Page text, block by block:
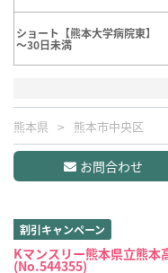
ショート【熊本大学病院東】
～30日未満
熊本県 熊本市中央区
お問合わせ
割引キャンペーン
Kマンスリー熊本県立熊本
(No.544355)